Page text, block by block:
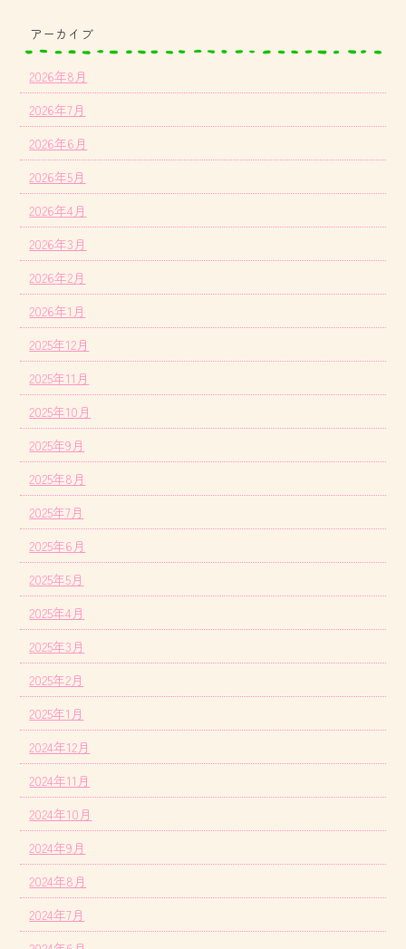
アーカイブ
2026年8月
2026年7月
2026年6月
2026年5月
2026年4月
2026年3月
2026年2月
2026年1月
2025年12月
2025年11月
2025年10月
2025年9月
2025年8月
2025年7月
2025年6月
2025年5月
2025年4月
2025年3月
2025年2月
2025年1月
2024年12月
2024年11月
2024年10月
2024年9月
2024年8月
2024年7月